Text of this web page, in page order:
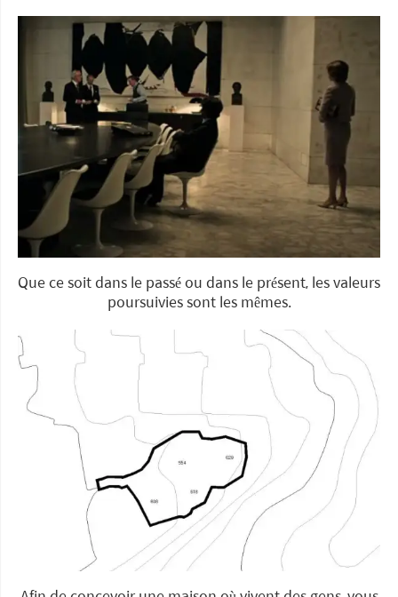
Que ce soit dans le passé ou dans le présent, les valeurs
poursuivies sont les mêmes.